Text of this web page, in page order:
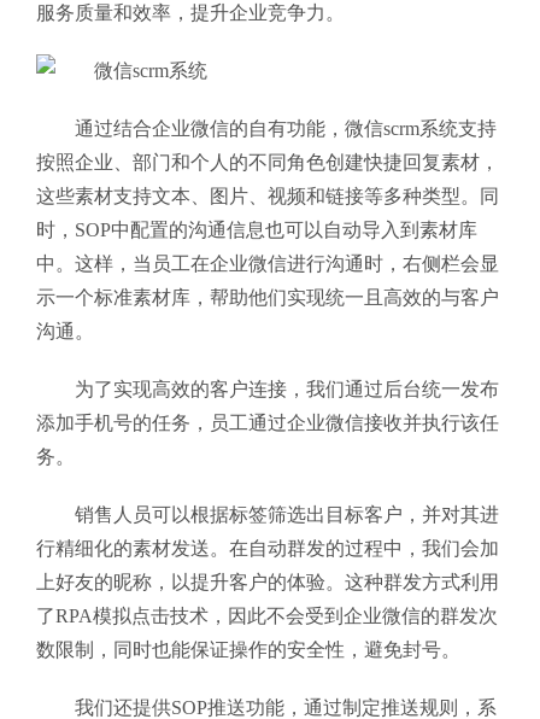
服务质量和效率，提升企业竞争力。
通过结合企业微信的自有功能，微信scrm系统支持
按照企业、部门和个人的不同角色创建快捷回复素材，
这些素材支持文本、图片、视频和链接等多种类型。同
时，SOP中配置的沟通信息也可以自动导入到素材库
中。这样，当员工在企业微信进行沟通时，右侧栏会显
示一个标准素材库，帮助他们实现统一且高效的与客户
沟通。
为了实现高效的客户连接，我们通过后台统一发布
添加手机号的任务，员工通过企业微信接收并执行该任
务。
销售人员可以根据标签筛选出目标客户，并对其进
行精细化的素材发送。在自动群发的过程中，我们会加
上好友的昵称，以提升客户的体验。这种群发方式利用
了RPA模拟点击技术，因此不会受到企业微信的群发次
数限制，同时也能保证操作的安全性，避免封号。
我们还提供SOP推送功能，通过制定推送规则，系